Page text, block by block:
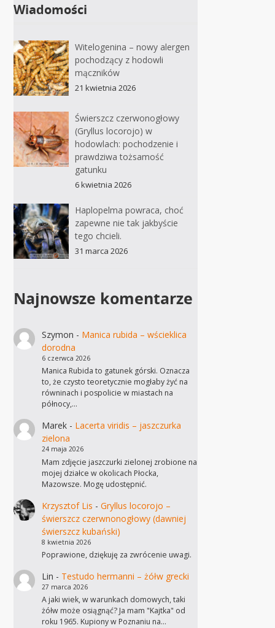
Wiadomości
Witelogenina – nowy alergen
pochodzący z hodowli
mączników
21 kwietnia 2026
Świerszcz czerwonogłowy
(Gryllus locorojo) w
hodowlach: pochodzenie i
prawdziwa tożsamość
gatunku
6 kwietnia 2026
Haplopelma powraca, choć
zapewne nie tak jakbyście
tego chcieli.
31 marca 2026
Najnowsze komentarze
Szymon - Manica rubida – wścieklica
dorodna
6 czerwca 2026
Manica Rubida to gatunek górski. Oznacza
to, że czysto teoretycznie mogłaby żyć na
równinach i pospolicie w miastach na
północy,…
Marek- Lacerta viridis – jaszczurka
zielona
24 maja 2026
Mam zdjęcie jaszczurki zielonej zrobione na
mojej działce w okolicach Płocka,
Mazowsze. Mogę udostępnić.
Krzysztof Lis - Gryllus locorojo –
świerszcz czerwnonogłowy (dawniej
świerszcz kubański)
8 kwietnia 2026
Poprawione, dziękuję za zwrócenie uwagi.
Lin - Testudo hermanni – żółw grecki
27 marca 2026
A jaki wiek, w warunkach domowych, taki
żółw może osiągnąć? Ja mam "Kajtka" od
roku 1965. Kupiony w Poznaniu na…